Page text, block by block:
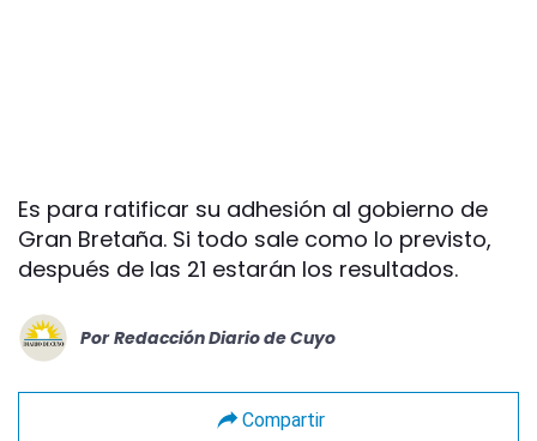
Es para ratificar su adhesión al gobierno de
Gran Bretaña. Si todo sale como lo previsto,
después de las 21 estarán los resultados.
Por Redacción Diario de Cuyo
Compartir